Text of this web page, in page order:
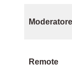
Remote